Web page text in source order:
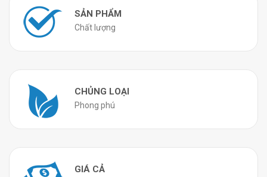
SẢN PHẨM
Chất lượng
CHỦNG LOẠI
Phong phú
GIÁ CẢ